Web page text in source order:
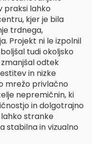
praksi lahko
kjer je bila
trdnega,
Projekt ni le izpolnil
tudi okoljsko
odtek
in nizke
mrežo privlačno
nepremičnin, ki
in dolgotrajno
stranke
stabilna in vizualno